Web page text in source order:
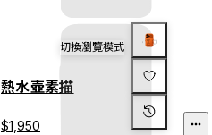
熱水壺素描
$1,950
切換瀏覽模式